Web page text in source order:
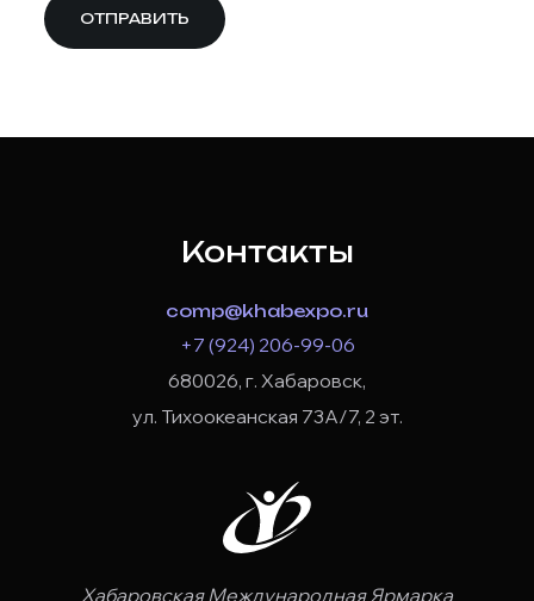
Контакты
comp@khabexpo.ru
+7 (924) 206-99-06
680026, г. Хабаровск,
ул. Тихоокеанская 73А/7, 2 эт.
Хабаровская Международная Ярмарка